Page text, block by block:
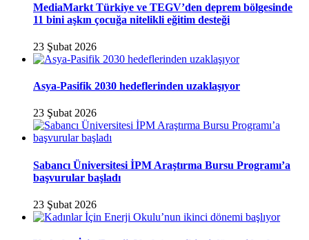
MediaMarkt Türkiye ve TEGV’den deprem bölgesinde
11 bini aşkın çocuğa nitelikli eğitim desteği
23 Şubat 2026
Asya-Pasifik 2030 hedeflerinden uzaklaşıyor
23 Şubat 2026
Sabancı Üniversitesi İPM Araştırma Bursu Programı’a
başvurular başladı
23 Şubat 2026